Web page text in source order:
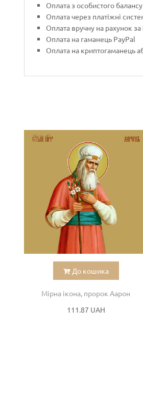
Оплата з особистого балансу
Оплата через платіжні
Оплата вручну на рахунок за
Оплата на гаманець PayPal
Оплата на криптогаманець
До кошика
Мірна ікона, пророк Аарон
111.87 UAH